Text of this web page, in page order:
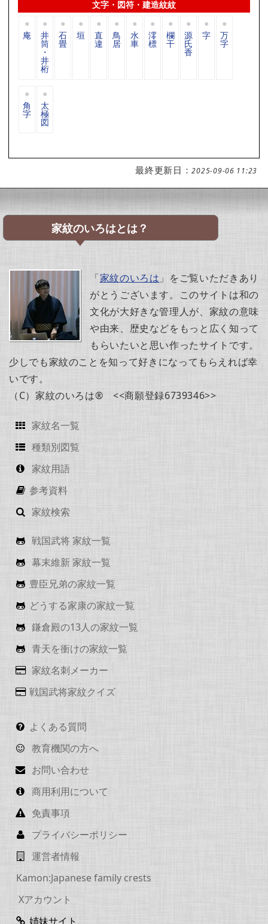
文字・図符・建造紋紋
庵 井
筒
・
井
桁
石
畳
垣 直
違
鳥
居
水
車
澪
標
欄
干
源
氏
香
字 万
字
角
字
太
極
図
最終更新日：2025-09-06 11:23
家紋のいろはとは？
「家紋のいろは」をご覧いただきあり
がとうございます。このサイトは和の
文化が大好きな管理人が、家紋の意味
や由来、歴史などをもっと広く知って
もらいたいと思い作ったサイトです。
少しでも家紋のことを知って好きになってもらえれば幸
いです。
（C）家紋のいろは® <<商願登録6739346>>
家紋名一覧
種類別図覧
家紋用語
参考資料
家紋検索
戦国武将 家紋一覧
幕末維新 家紋一覧
豊臣兄弟の家紋一覧
どうする家康の家紋一覧
鎌倉殿の13人の家紋一覧
青天を衝けの家紋一覧
家紋名刺メーカー
戦国武将家紋クイズ
よくある質問
教育機関の方へ
お問い合わせ
商用利用について
免責事項
プライバシーポリシー
運営者情報
Kamon:Japanese family crests
Xアカウント
姉妹サイト